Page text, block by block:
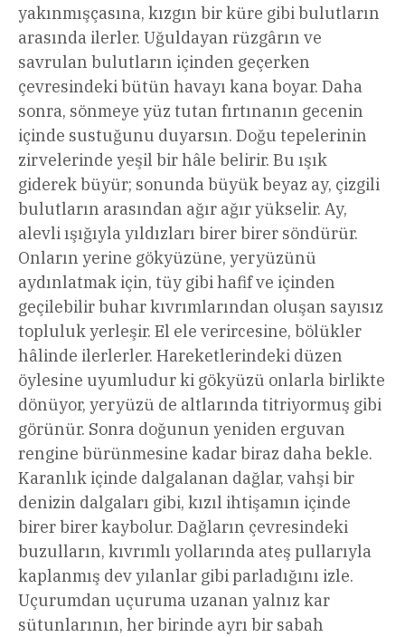
yakınmışçasına, kızgın bir küre gibi bulutların
arasında ilerler. Uğuldayan rüzgârın ve
savrulan bulutların içinden geçerken
çevresindeki bütün havayı kana boyar. Daha
sonra, sönmeye yüz tutan fırtınanın gecenin
içinde sustuğunu duyarsın. Doğu tepelerinin
zirvelerinde yeşil bir hâle belirir. Bu ışık
giderek büyür; sonunda büyük beyaz ay, çizgili
bulutların arasından ağır ağır yükselir. Ay,
alevli ışığıyla yıldızları birer birer söndürür.
Onların yerine gökyüzüne, yeryüzünü
aydınlatmak için, tüy gibi hafif ve içinden
geçilebilir buhar kıvrımlarından oluşan sayısız
topluluk yerleşir. El ele verircesine, bölükler
hâlinde ilerlerler. Hareketlerindeki düzen
öylesine uyumludur ki gökyüzü onlarla birlikte
dönüyor, yeryüzü de altlarında titriyormuş gibi
görünür. Sonra doğunun yeniden erguvan
rengine bürünmesine kadar biraz daha bekle.
Karanlık içinde dalgalanan dağlar, vahşi bir
denizin dalgaları gibi, kızıl ihtişamın içinde
birer birer kaybolur. Dağların çevresindeki
buzulların, kıvrımlı yollarında ateş pullarıyla
kaplanmış dev yılanlar gibi parladığını izle.
Uçurumdan uçuruma uzanan yalnız kar
sütunlarının, her birinde ayrı bir sabah